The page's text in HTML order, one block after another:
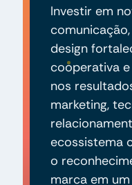
Investir em
design
cooperativa
nos
marketing,
ecossistema
o
marca em